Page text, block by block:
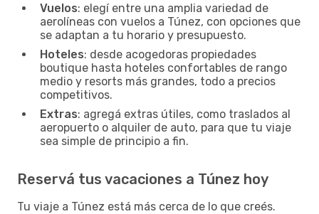
Vuelos: elegí entre una amplia variedad de
aerolíneas con vuelos a Túnez, con opciones que
se adaptan a tu horario y presupuesto.
Hoteles: desde acogedoras propiedades
boutique hasta hoteles confortables de rango
medio y resorts más grandes, todo a precios
competitivos.
Extras: agregá extras útiles, como traslados al
aeropuerto o alquiler de auto, para que tu viaje
sea simple de principio a fin.
Reservá tus vacaciones a Túnez hoy
Tu viaje a Túnez está más cerca de lo que creés.